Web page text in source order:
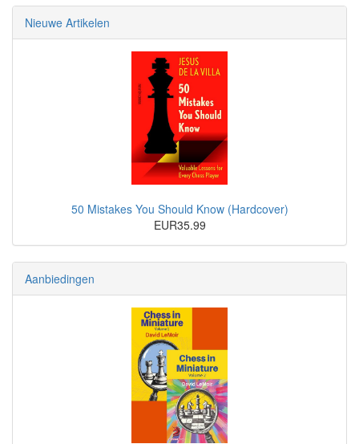
Nieuwe Artikelen
50 Mistakes You Should Know (Hardcover)
EUR35.99
Aanbiedingen